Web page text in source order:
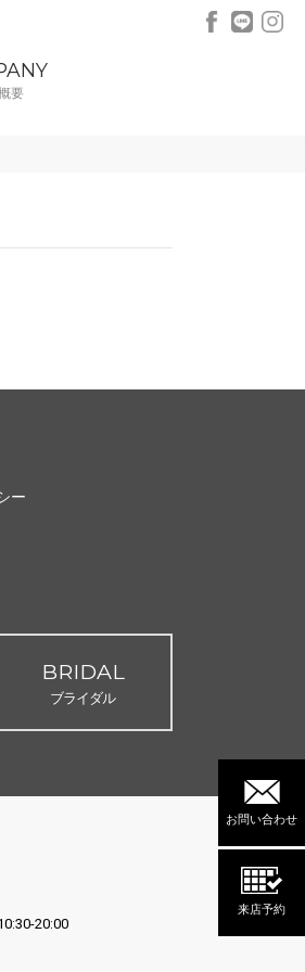
要
お問い合わせ
来店予約
ー
BRIDAL
ブライダル
20:00